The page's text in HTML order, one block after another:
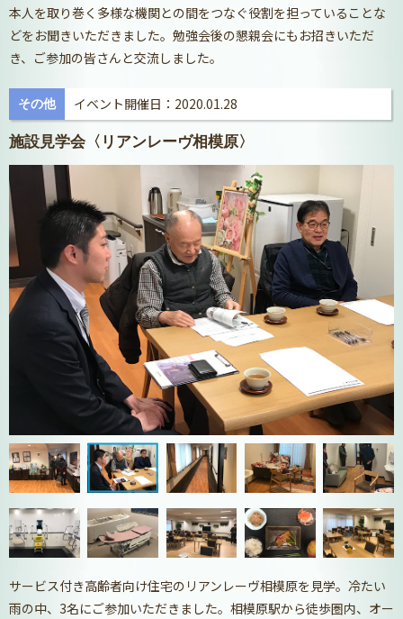
本人を取り巻く多様な機関との間をつなぐ役割を担っていることな
どをお聞きいただきました。勉強会後の懇親会にもお招きいただ
き、ご参加の皆さんと交流しました。
その他 イベント開催日：2020.01.28
施設見学会〈リアンレーヴ相模原〉
サービス付き高齢者向け住宅のリアンレーヴ相模原を見学。冷たい
雨の中、3名にご参加いただきました。相模原駅から徒歩圏内、オー